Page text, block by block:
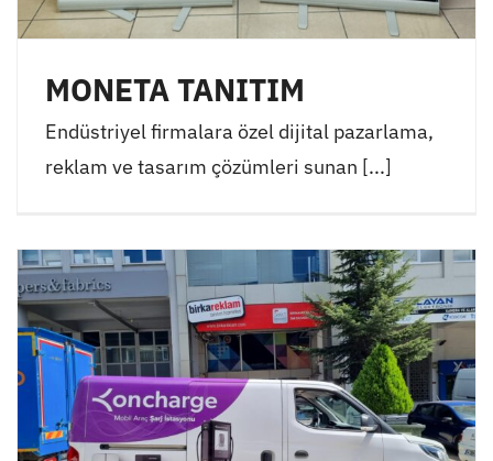
MONETA TANITIM
Endüstriyel firmalara özel dijital pazarlama,
reklam ve tasarım çözümleri sunan [...]